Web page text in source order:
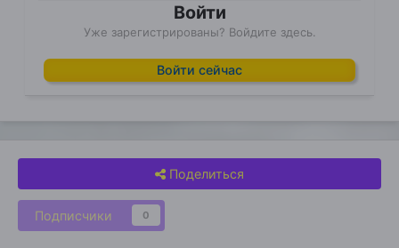
Войти
Уже зарегистрированы? Войдите здесь.
Войти сейчас
Поделиться
Подписчики 0